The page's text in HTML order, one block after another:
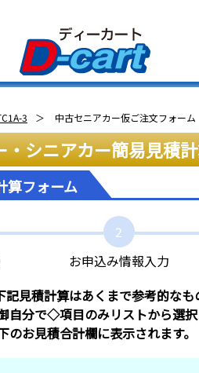
3 中古セニアカー仮ご注文フォーム
・シニアカー簡易見積
算フォーム
2
お申込み情報入力
見積計算はあくまで参考的なも
自分で◇項目のみリストから選択
のお見積合計欄に表示されます。